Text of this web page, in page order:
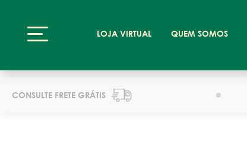
LOJA VIRTUAL QUEM SOMOS
CONSULTE FRETE GRÁTIS